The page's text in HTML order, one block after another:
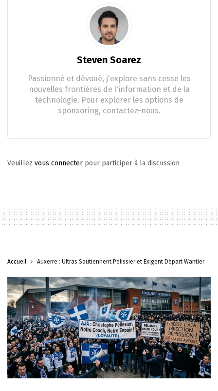
Steven Soarez
Passionné et dévoué, j'explore sans cesse les
nouvelles frontières de l'information et de la
technologie. Pour explorer les options de
sponsoring, contactez-nous.
Veuillez vous connecter pour participer à la discussion
Accueil Auxerre : Ultras Soutiennent Pelissier et Exigent Départ Wantier